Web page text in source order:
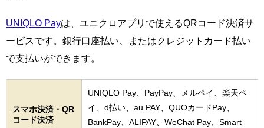
UNIQLO Payは、ユニクロアプリで使えるQRコード決済サ
ービスです。銀行口座払い、またはクレジットカード払い
で支払いができます。
スマホ決済・QR
コード決済
UNIQLO Pay、PayPay、メルペイ、楽天ペ
イ、d払い、au PAY、QUOカードPay、
BankPay、ALIPAY、WeChat Pay、Smart